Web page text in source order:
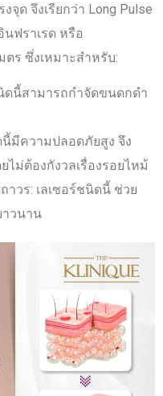
จุด จึงเรียกว่า Long Pulse
ฟราเรด หรือ
ร ซึ่งเหมาะสำหรับ:
ดนี้สามารถกำจัดขนดกดำ
มีความปลอดภัยสูง จึง
ไม่ต้องกังวลเรื่องรอยไหม้
วร: เลเซอร์ชนิดนี้ ช่วย
าวนาน